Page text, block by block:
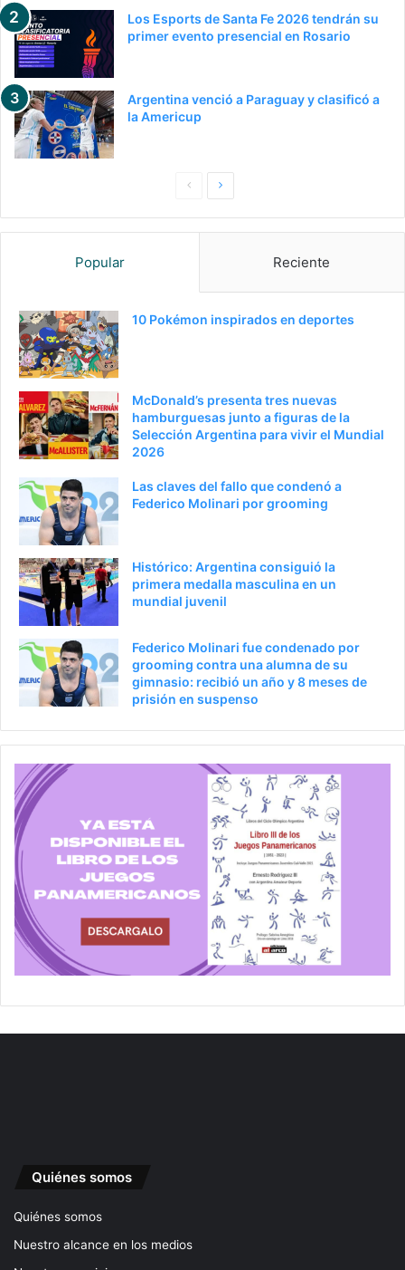
Los Esports de Santa Fe 2026 tendrán su
primer evento presencial en Rosario
Argentina venció a Paraguay y clasificó a
la Americup
PaginaSiguiente
Popular Reciente
10 Pokémon inspirados en deportes
McDonald’s presenta tres nuevas
hamburguesas junto a figuras de la
Selección Argentina para vivir el Mundial
2026
Las claves del fallo que condenó a
Federico Molinari por grooming
Histórico: Argentina consiguió la
primera medalla masculina en un
mundial juvenil
Federico Molinari fue condenado por
grooming contra una alumna de su
gimnasio: recibió un año y 8 meses de
prisión en suspenso
Quiénes somos
Quiénes somos
Nuestro alcance en los medios